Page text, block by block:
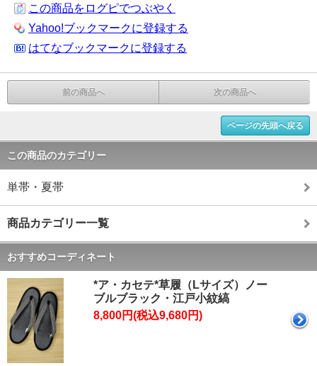
この商品をログピでつぶやく
Yahoo!ブックマークに登録する
はてなブックマークに登録する
前の商品へ 次の商品へ
ページの先頭へ戻る
この商品のカテゴリー
単帯・夏帯
商品カテゴリー一覧
おすすめコーディネート
*ア・カセテ*草履（Lサイズ）ノー
ブルブラック・江戸小紋縞
8,800円(税込9,680円)